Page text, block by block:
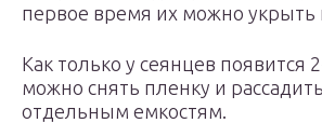
первое время их можно укрыть
Как только у сеянцев появится
можно снять пленку и
отдельным емкостям.